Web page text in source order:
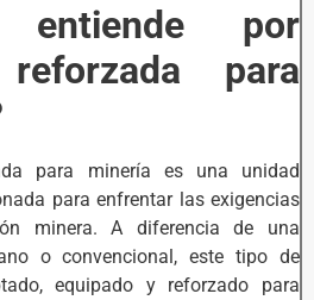
por
para
para minería es una unidad
para enfrentar las exigencias
minera. A diferencia de una
o convencional, este tipo de
equipado y reforzado para